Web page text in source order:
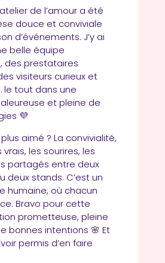
de l’amour a été
douce et conviviale
d’événements. J’y ai
belle équipe
des prestataires
visiteurs curieux et
le tout dans une
et pleine de
💜
aimé ? La convivialité,
les sourires, les
partagés entre deux
deux stands. C’est un
humaine, où chacun
Bravo pour cette
prometteuse, pleine
bonnes intentions 🌸 Et
permis d’en faire